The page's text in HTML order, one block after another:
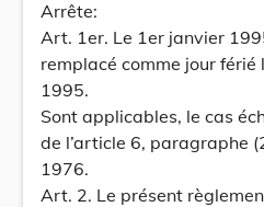
Arrête:
Art. 1er. Le 1er janvier
remplacé comme jour
1995.
Sont applicables, le cas
de l’article 6, paragraphe
1976.
Art. 2. Le présent